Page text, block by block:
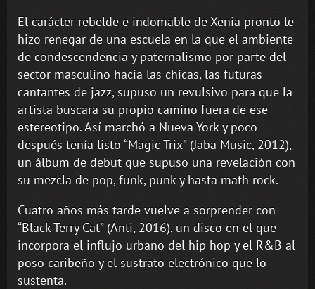
El carácter rebelde e indomable de Xenia pronto le
hizo renegar de una escuela en la que el ambiente
de condescendencia y paternalismo por parte del
sector masculino hacia las chicas, las futuras
cantantes de jazz, supuso un revulsivo para que la
artista buscara su propio camino fuera de ese
estereotipo. Así marchó a Nueva York y poco
después tenía listo “Magic Trix” (Jaba Music, 2012),
un álbum de debut que supuso una revelación con
su mezcla de pop, funk, punk y hasta math rock.
Cuatro años más tarde vuelve a sorprender con
“Black Terry Cat” (Anti, 2016), un disco en el que
incorpora el influjo urbano del hip hop y el R&B al
poso caribeño y el sustrato electrónico que lo
sustenta.